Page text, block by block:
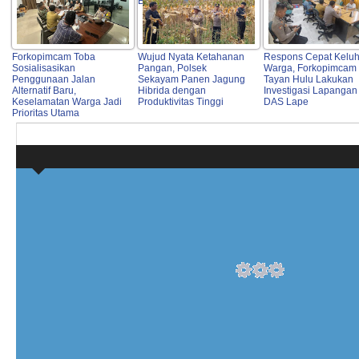
Forkopimcam Toba
Sosialisasikan
Penggunaan Jalan
Alternatif Baru,
Keselamatan Warga Jadi
Prioritas Utama
Wujud Nyata Ketahanan
Pangan, Polsek
Sekayam Panen Jagung
Hibrida dengan
Produktivitas Tinggi
Respons Cepat
Warga, Forkopimcam
Tayan Hulu Lakukan
Investigasi
DAS Lape